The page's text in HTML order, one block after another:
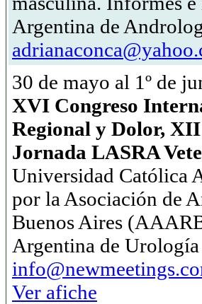
Argentina de
30 de mayo al 1º de
XVI Congreso
Regional y Dolor,
Jornada LASRA
Universidad Católica
por la Asociación de
Buenos Aires
Argentina de
Ver afiche